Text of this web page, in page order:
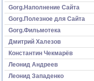
Gorg.Наполнение Сайта
Gorg.Полезное для Сайта
Gorg.Фильмотека
Дмитрий Халезов
Константин Чекмарёв
Леонид Андреев
Леонид Западенко